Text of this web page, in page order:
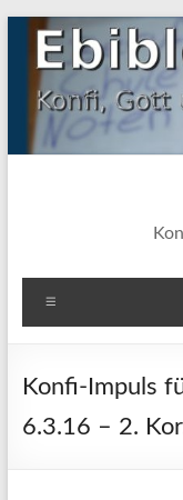
Zum
Inhalt
springen
Konfi-Impuls
6.3.16 – 2.